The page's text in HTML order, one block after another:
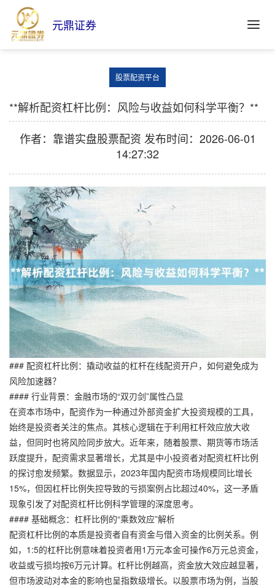
元鼎证券
股票配资平台
**解析配资杠杆比例：风险与收益如何科学平衡？**
作者：靠谱实盘股票配资 发布时间：2026-06-01
14:27:32
### 配资杠杆比例：撬动收益的杠杆在线配资开户，如何避免成为
风险加速器？
#### 行业背景：金融市场的“双刃剑”属性凸显
在资本市场中，配资作为一种通过外部资金扩大投资规模的工具，
始终是投资者关注的焦点。其核心逻辑在于利用杠杆效应放大收
益，但同时也将风险同步放大。近年来，随着股票、期货等市场活
跃度提升，配资需求显著增长，尤其是中小投资者对配资杠杆比例
的探讨愈发频繁。数据显示，2023年国内配资市场规模同比增长
15%，但因杠杆比例失控导致的亏损案例占比超过40%，这一矛盾
现象引发了对配资杠杆比例科学管理的深度思考。
#### 基础概念：杠杆比例的“乘数效应”解析
配资杠杆比例的本质是投资者自有资金与借入资金的比例关系。例
如，1:5的杠杆比例意味着投资者用1万元本金可操作6万元总资金，
收益或亏损均按6万元计算。杠杆比例越高，资金放大效应越显著，
但市场波动对本金的影响也呈指数级增长。以股票市场为例，当股